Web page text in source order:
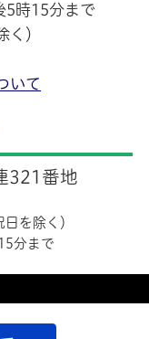
5時15分まで
く）
いて
321番地
を除く）
分まで